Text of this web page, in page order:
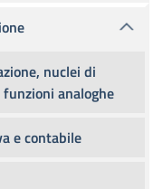
nuclei di
analoghe
e contabile